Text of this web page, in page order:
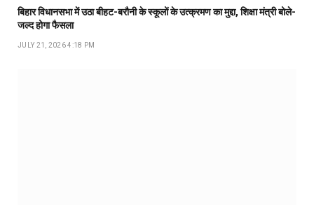
बिहार विधानसभा में उठा बीहट-बरौनी के स्कूलों के उत्क्रमण का मुद्दा, शिक्षा मंत्री बोले-
जल्द होगा फैसला
JULY 21, 2026 4:18 PM